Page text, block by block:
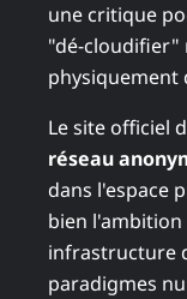
une critique
"dé-cloudifier"
physiquement
Le site officiel
réseau
dans l'espace
bien
infrastructure
paradigmes